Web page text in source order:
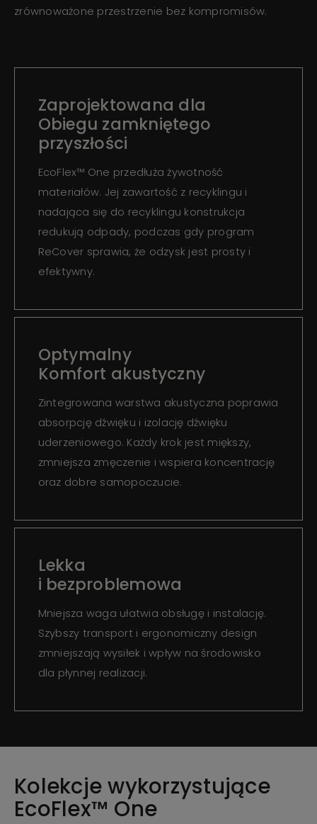
zrównoważone przestrzenie bez kompromisów.
Zaprojektowana dla
Obiegu zamkniętego
przyszłości
EcoFlex™ One przedłuża żywotność
materiałów. Jej zawartość z recyklingu i
nadająca się do recyklingu konstrukcja
redukują odpady, podczas gdy program
ReCover sprawia, że odzysk jest prosty i
efektywny.
Optymalny
Komfort akustyczny
Zintegrowana warstwa akustyczna poprawia
absorpcję dźwięku i izolację dźwięku
uderzeniowego. Każdy krok jest miększy,
zmniejsza zmęczenie i wspiera koncentrację
oraz dobre samopoczucie.
Lekka
i bezproblemowa
Mniejsza waga ułatwia obsługę i instalację.
Szybszy transport i ergonomiczny design
zmniejszają wysiłek i wpływ na środowisko
dla płynnej realizacji.
Kolekcje wykorzystujące
EcoFlex™ One